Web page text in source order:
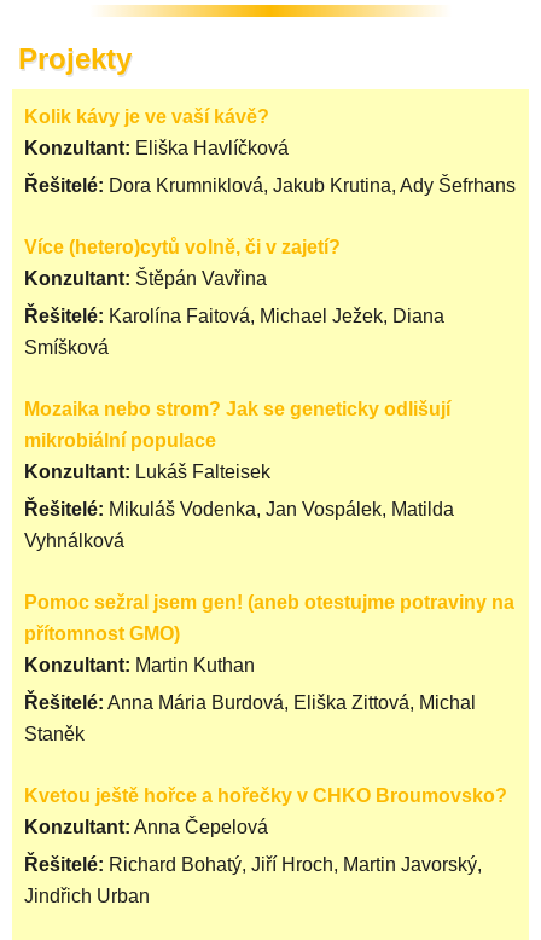
Projekty
Kolik kávy je ve vaší kávě?
Konzultant: Eliška Havlíčková
Řešitelé: Dora Krumniklová, Jakub Krutina, Ady Šefrhans
Více (hetero)cytů volně, či v zajetí?
Konzultant: Štěpán Vavřina
Řešitelé: Karolína Faitová, Michael Ježek, Diana
Smíšková
Mozaika nebo strom? Jak se geneticky odlišují
mikrobiální populace
Konzultant: Lukáš Falteisek
Řešitelé: Mikuláš Vodenka, Jan Vospálek, Matilda
Vyhnálková
Pomoc sežral jsem gen! (aneb otestujme potraviny na
přítomnost GMO)
Konzultant: Martin Kuthan
Řešitelé: Anna Mária Burdová, Eliška Zittová, Michal
Staněk
Kvetou ještě hořce a hořečky v CHKO Broumovsko?
Konzultant: Anna Čepelová
Řešitelé: Richard Bohatý, Jiří Hroch, Martin Javorský,
Jindřich Urban